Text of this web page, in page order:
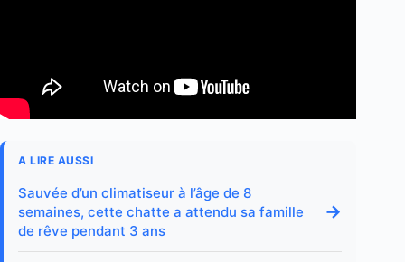
A LIRE AUSSI
Sauvée d’un climatiseur à l’âge de 8
semaines, cette chatte a attendu sa famille
de rêve pendant 3 ans
→